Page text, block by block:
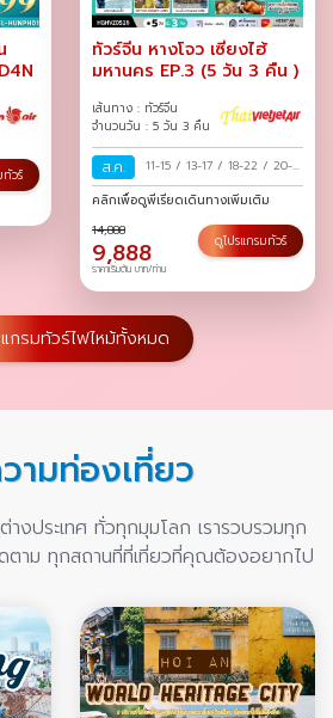
ทัวร์
ทัวร์จีน หางโจว เซี่ยงไฮ้
มหานคร EP.3 (5 วัน 3 คืน )
เส้นทาง : ทัวร์จีน
จำนวนวัน : 5 วัน 3 คืน
ส.ค. 11-15 / 13-17 / 18-22 / 20-
24/25-29/27-31/
คลิกเพื่อดูพีเรียดเดินทางเพิ่มเติม
14,888
9,888
ราคาเริ่มต้น บาท/ท่าน
ดูโปรแกรมทัวร์
กรมทัวร์ไฟไหม้ทั้งหมด
ามท่องเที่ยว
งประเทศ ทั่วทุกมุมโลก เรารวบรวมทุก
าม ทุกสถานที่ที่เที่ยวที่คุณต้องอยากไป